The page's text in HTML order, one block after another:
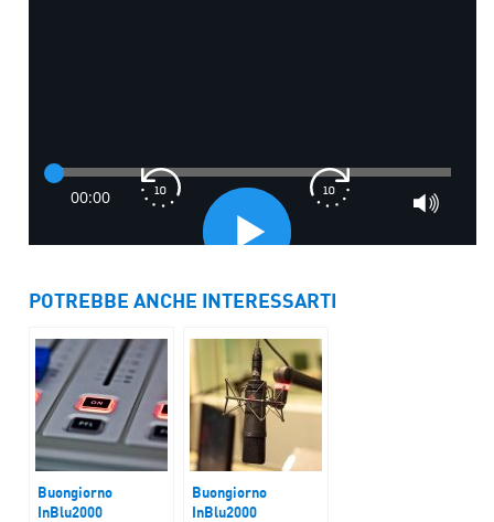
POTREBBE ANCHE INTERESSARTI
Buongiorno
InBlu2000
Buongiorno
InBlu2000